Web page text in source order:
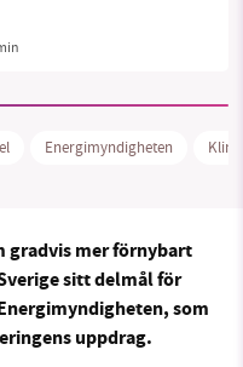
inlägg Tipsa oss
BlueSky
Energimyndigheten
mer förnybart
sitt delmål för
som
uppdrag.